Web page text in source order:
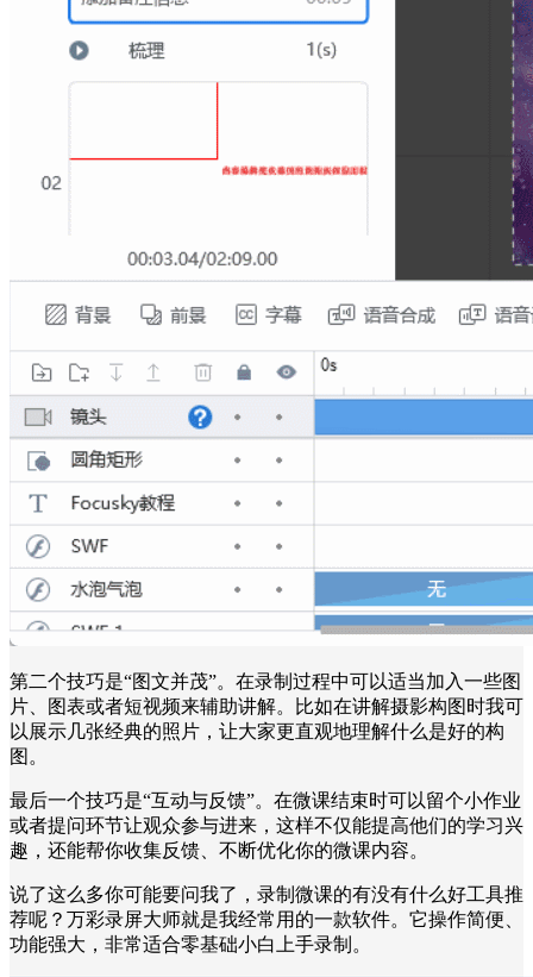
第二个技巧是“图文并茂”。在录制过程中可以适当加入一些图
片、图表或者短视频来辅助讲解。比如在讲解摄影构图时我可
以展示几张经典的照片，让大家更直观地理解什么是好的构
图。
最后一个技巧是“互动与反馈”。在微课结束时可以留个小作业
或者提问环节让观众参与进来，这样不仅能提高他们的学习兴
趣，还能帮你收集反馈、不断优化你的微课内容。
说了这么多你可能要问我了，录制微课的有没有什么好工具推
荐呢？万彩录屏大师就是我经常用的一款软件。它操作简便、
功能强大，非常适合零基础小白上手录制。